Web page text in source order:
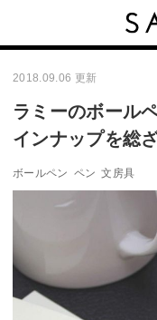
2018.09.06 更新
ラミーのボール
インナップを総
ボールペン ペン 文房具